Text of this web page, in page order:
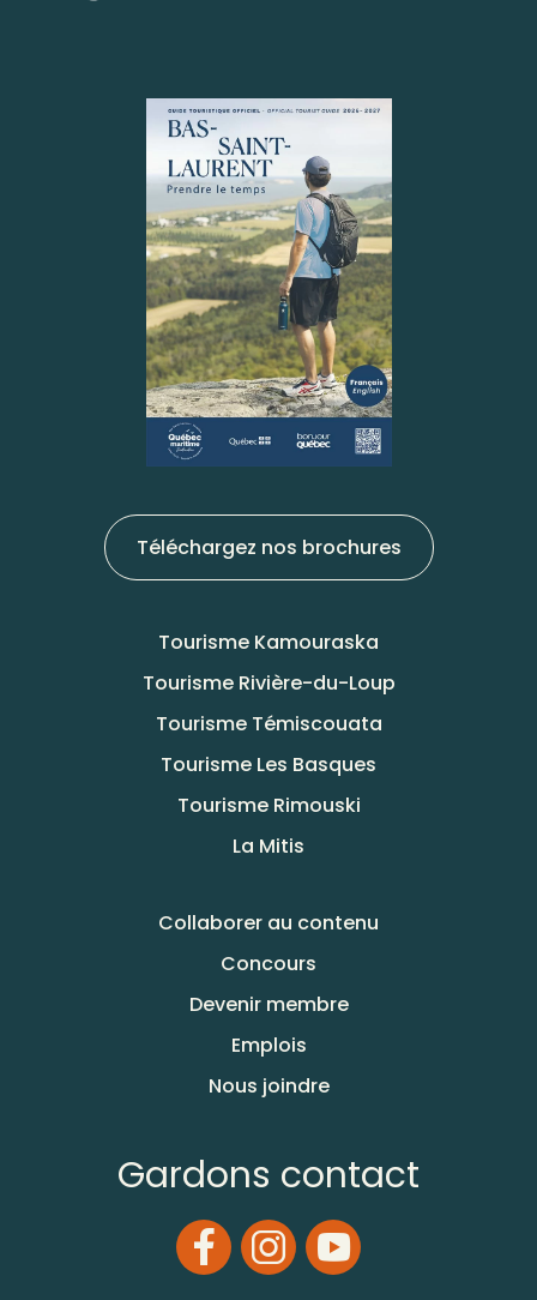
Téléchargez nos brochures
Tourisme Kamouraska
Tourisme Rivière-du-Loup
Tourisme Témiscouata
Tourisme Les Basques
Tourisme Rimouski
La Mitis
Collaborer au contenu
Concours
Devenir membre
Emplois
Nous joindre
Gardons contact